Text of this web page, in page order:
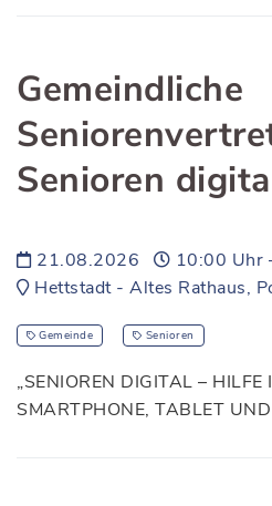
Gemeindliche
Senioren
21.08.2026
10:00 Uhr
Hettstadt - Altes Rathaus,
Gemeinde Senioren
„SENIOREN DIGITAL –
SMARTPHONE, TABLET